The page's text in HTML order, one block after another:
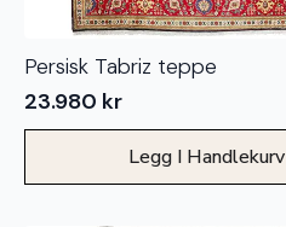
Persisk Tabriz teppe
23.980 kr
Legg I Handlekurv